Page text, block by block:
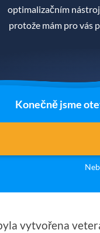
optimalizačním
protože mám pro vás
Konečně jsme
vytvořena